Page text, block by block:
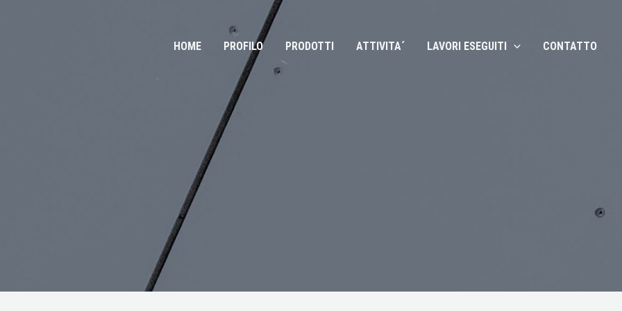
HOME PROFILO PRODOTTI ATTIVITA´ LAVORI ESEGUITI CONTATTO